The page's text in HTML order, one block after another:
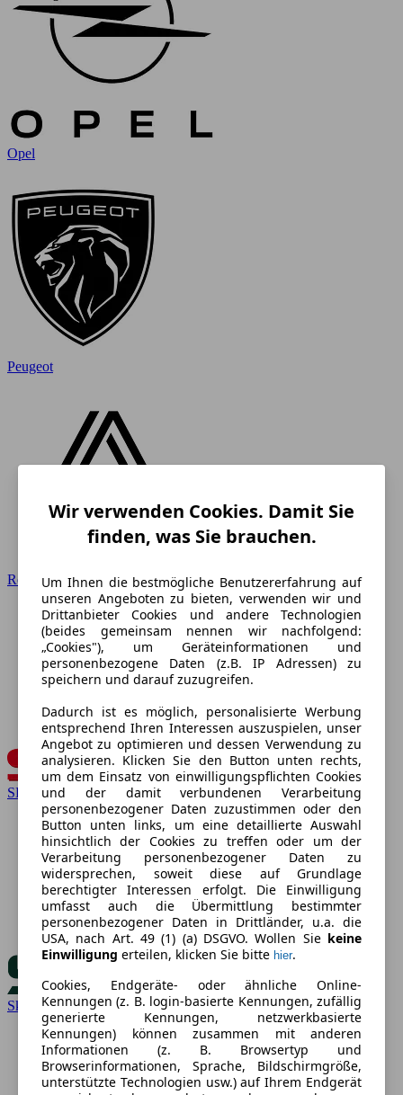
Opel
Peugeot
Renault
SEAT
Skoda
Wir verwenden Cookies. Damit Sie
finden, was Sie brauchen.
Um Ihnen die bestmögliche Benutzererfahrung auf
unseren Angeboten zu bieten, verwenden wir und
Drittanbieter Cookies und andere Technologien
(beides gemeinsam nennen wir nachfolgend:
„Cookies"), um Geräteinformationen und
personenbezogene Daten (z.B. IP Adressen) zu
speichern und darauf zuzugreifen.
Dadurch ist es möglich, personalisierte Werbung
entsprechend Ihren Interessen auszuspielen, unser
Angebot zu optimieren und dessen Verwendung zu
analysieren. Klicken Sie den Button unten rechts,
um dem Einsatz von einwilligungspflichten Cookies
und der damit verbundenen Verarbeitung
personenbezogener Daten zuzustimmen oder den
Button unten links, um eine detaillierte Auswahl
hinsichtlich der Cookies zu treffen oder um der
Verarbeitung personenbezogener Daten zu
widersprechen, soweit diese auf Grundlage
berechtigter Interessen erfolgt. Die Einwilligung
umfasst auch die Übermittlung bestimmter
personenbezogener Daten in Drittländer, u.a. die
USA, nach Art. 49 (1) (a) DSGVO. Wollen Sie keine
Einwilligung erteilen, klicken Sie bitte hier.
Cookies, Endgeräte- oder ähnliche Online-
Kennungen (z. B. login-basierte Kennungen, zufällig
generierte Kennungen, netzwerkbasierte
Kennungen) können zusammen mit anderen
Informationen (z. B. Browsertyp und
Browserinformationen, Sprache, Bildschirmgröße,
unterstützte Technologien usw.) auf Ihrem Endgerät